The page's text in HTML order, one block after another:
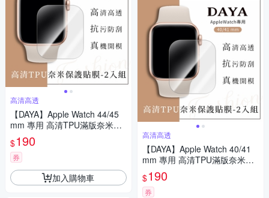
高清高透
【DAYA】Apple Watch 44/45
mm 專用 高清TPU滿版奈米保
謢貼膜(軟膜)-2入組
$190
券
加入購物車
高清高透
【DAYA】Apple Watch 40/41
mm 專用 高清TPU滿版奈米保
謢貼膜(軟膜)-2入組
$190
券